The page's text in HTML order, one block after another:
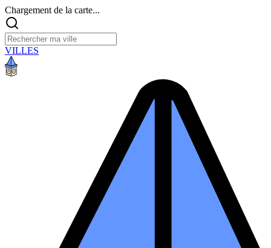
Chargement de la carte...
VILLES